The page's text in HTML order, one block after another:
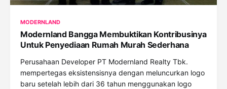
MODERNLAND
Modernland Bangga Membuktikan Kontribusinya
Untuk Penyediaan Rumah Murah Sederhana
Perusahaan Developer PT Modernland Realty Tbk.
mempertegas eksistensisnya dengan meluncurkan logo
baru setelah lebih dari 36 tahun menggunakan logo